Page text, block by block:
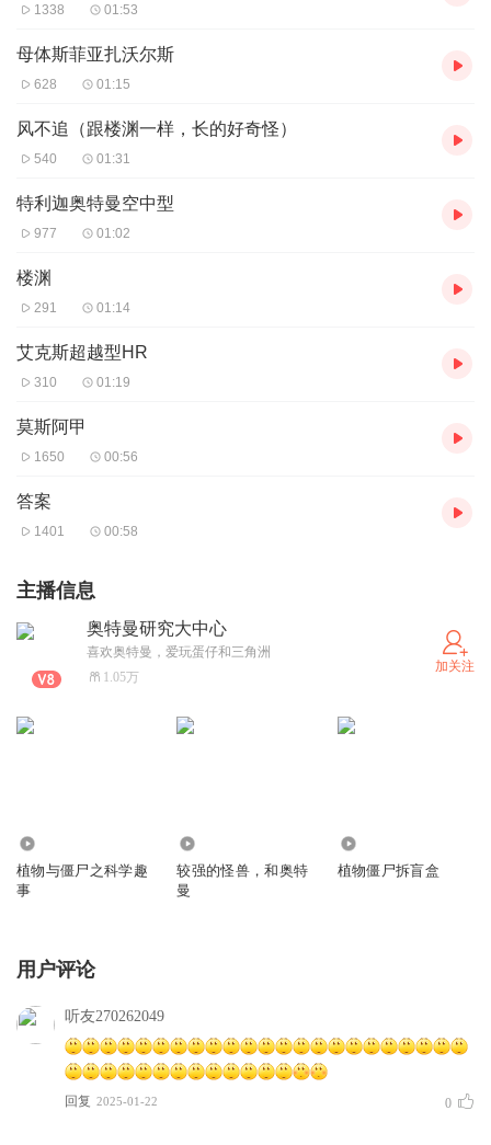
1338 01:53
母体斯菲亚扎沃尔斯
628 01:15
风不追（跟楼渊一样，长的好奇怪）
540 01:31
特利迦奥特曼空中型
977 01:02
楼渊
291 01:14
艾克斯超越型HR
310 01:19
莫斯阿甲
1650 00:56
答案
1401 00:58
主播信息
奥特曼研究大中心
喜欢奥特曼，爱玩蛋仔和三角洲
1.05万
加关注
植物与僵尸之科学趣
事
较强的怪兽，和奥特
曼
植物僵尸拆盲盒
用户评论
听友270262049
回复 2025-01-22 0